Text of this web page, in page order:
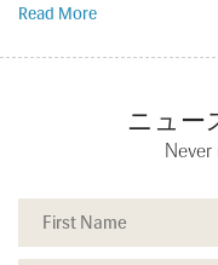
Read More
ニュー